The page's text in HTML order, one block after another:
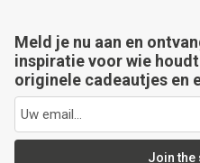
Meld je nu aan en
inspiratie voor wie
originele cadeautjes en
Join the